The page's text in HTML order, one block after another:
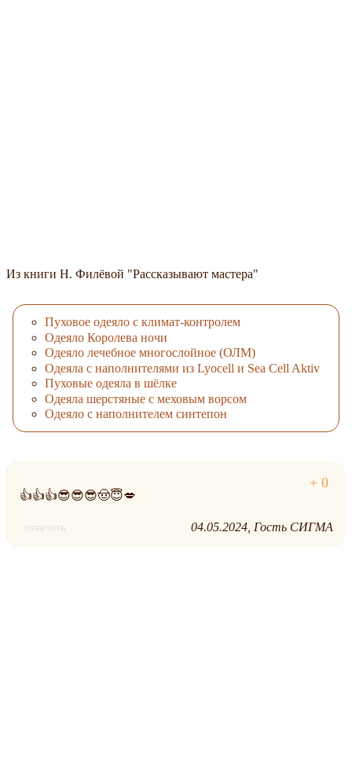
Из книги Н. Филёвой "Рассказывают мастера"
Пуховое одеяло с климат-контролем
Одеяло Королева ночи
Одеяло лечебное многослойное (ОЛМ)
Одеяла с наполнителями из Lyocell и Sea Cell Aktiv
Пуховые одеяла в шёлке
Одеяла шерстяные с меховым ворсом
Одеяло с наполнителем синтепон
👍👍👍😎😎😎🤠😇💋
ответить 04.05.2024 Гость СИГМА